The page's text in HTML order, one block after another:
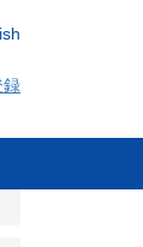
録